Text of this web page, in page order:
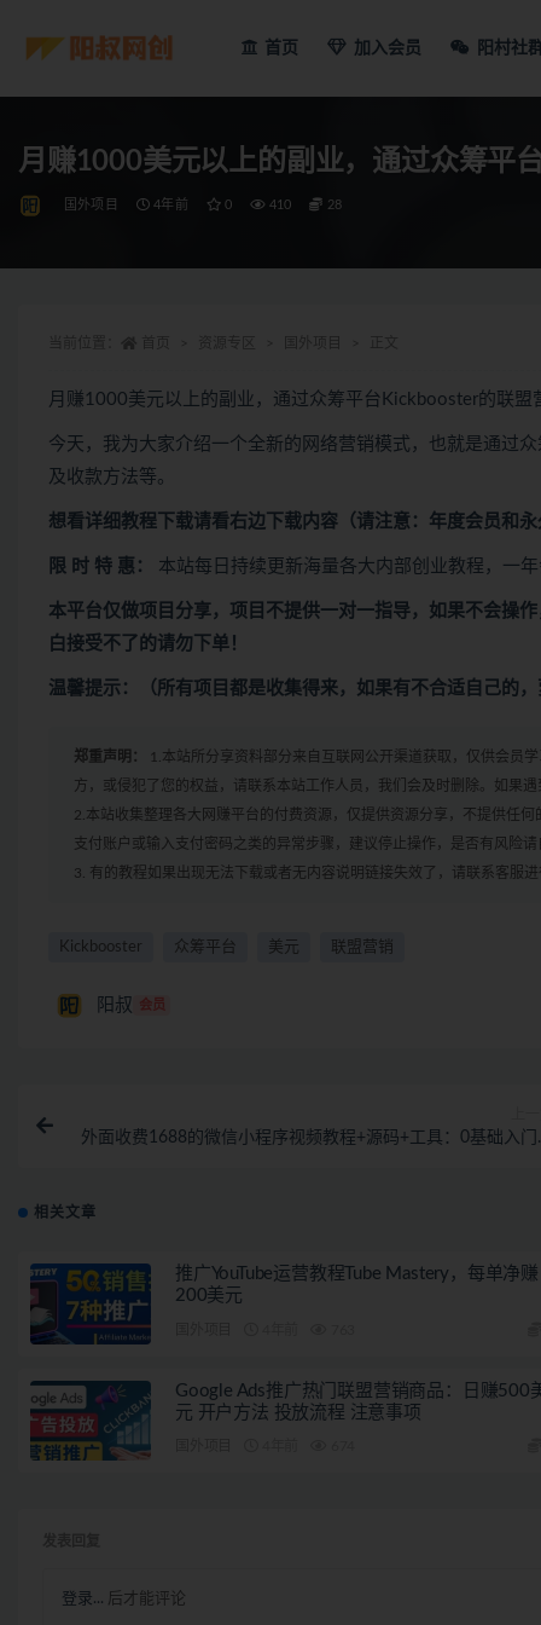
首页 加入会员 阳村社
月赚1000美元以上的副业，通过众筹平
国外项目 4年前 0 410 28
月赚1000美元以上的副业，通过众筹平台Kickbooster的联盟
今天，我为大家介绍一个全新的网络营销模式，也就是通过
及收款方法等。
想看详细教程下载请看右边下载内容 （请注意：年度会员和
限 时 特 惠： 本站每日持续更新海量各大内部创业教程，一
本平台仅做项目分享，项目不提供一对一指导，如果不会操
白接受不了的请勿下单！
温馨提示：（所有项目都是收集得来，如果有不合适自己的
郑重声明：
1.本站所分享资料部分来自互联网公开渠道获取，仅供会员
方，或侵犯了您的权益，请联系本站工作人员，我们会及时删除。如果
2.本站收集整理各大网赚平台的付费资源，仅提供资源分享，不提供任
支付账户或输入支付密码之类的异常步骤，建议停止操作，是否有风险请
3. 有的教程如果出现无法下载或者无内容说明链接失效了，请联系客服进
Kickbooster 众筹平台 美元 联盟营销
阳叔 会员
外面收费1688的微信小程序视频教程+源码+工具：0基础入门
相关文章
推广YouTube运营教程Tube Mastery，每单净赚
200美元
Google Ads推广热门联盟营销商品：日赚500
元 开户方法 投放流程 注意事项
登录... 后才能评论